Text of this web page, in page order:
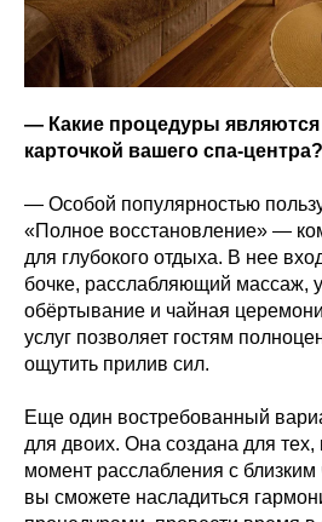
— Какие процедуры являются
карточкой вашего спа‑центра?
— Особой популярностью
«Полное восстановление» —
для глубокого отдыха. В нее
бочке, расслабляющий массаж,
обёртывание и чайная
услуг позволяет гостям
ощутить прилив сил.
Еще один востребованный
для двоих. Она создана для тех,
момент расслабления с
вы сможете насладиться